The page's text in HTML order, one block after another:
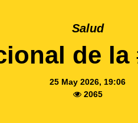
Salud
de
25 May 2026, 19:06
2065